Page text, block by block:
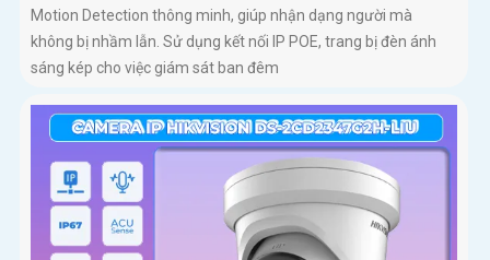
Motion Detection thông minh, giúp nhận dạng người mà
không bị nhầm lẫn. Sử dụng kết nối IP POE, trang bị đèn ánh
sáng kép cho việc giám sát ban đêm